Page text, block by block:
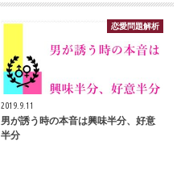
恋愛問題解析
2019.9.11
男が誘う時の本音は興味半分、好意
半分